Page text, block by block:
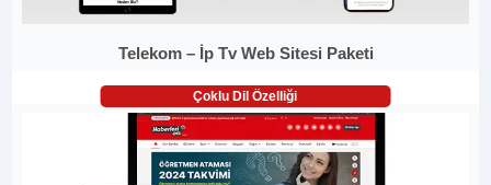
Telekom – İp Tv Web Sitesi Paketi
Çoklu Dil Özelliği